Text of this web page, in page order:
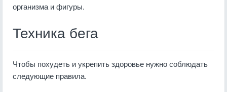
организма и фигуры.
Техника бега
Чтобы похудеть и укрепить здоровье нужно соблюдать
следующие правила.